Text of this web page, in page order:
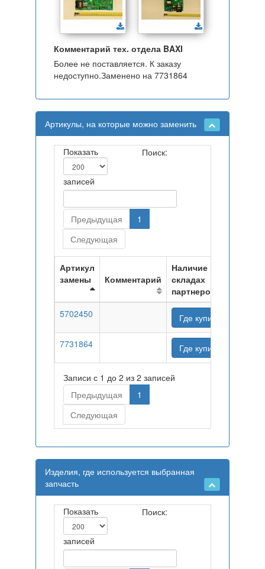
Комментарий тех. отдела BAXI
Более не поставляется. К заказу
недоступно.Заменено на 7731864
Артикулы, на которые можно заменить
Показать
записей
Поиск:
Предыдущая
1
Следующая
Артикул
замены
Комментарий
Наличие на
складах
партнеров
5702450
Где купить
7731864 Где купить
Записи с 1 до 2 из 2 записей
Предыдущая
1
Следующая
Изделия, где используется выбранная
запчасть
Показать
записей
Поиск: